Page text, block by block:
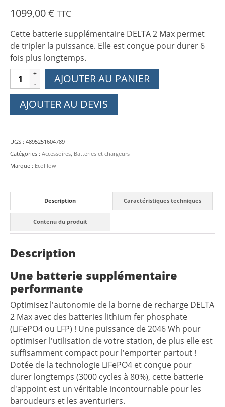
1099,00€ TTC
Cette batterie supplémentaire DELTA 2 Max permet
de tripler la puissance. Elle est conçue pour durer 6
fois plus longtemps.
quantité
de
EcoFlow
Batterie
2
Max
Extra
AJOUTER AU PANIER
AJOUTER AU DEVIS
UGS : 4895251604789
Catégories : Accessoires Batteries et chargeurs
Marque : EcoFlow
Description Caractéristiques techniques
Contenu du produit
Description
Une batterie supplémentaire
performante
Optimisez l'autonomie de la borne de recharge DELTA
2 Max avec des batteries lithium fer phosphate
(LiFePO4 ou LFP) ! Une puissance de 2046 Wh pour
optimiser l'utilisation de votre station, de plus elle est
suffisamment compact pour l'emporter partout !
Dotée de la technologie LiFePO4 et conçue pour
durer longtemps (3000 cycles à 80%), cette batterie
d'appoint est un véritable incontournable pour les
baroudeurs et les aventuriers.